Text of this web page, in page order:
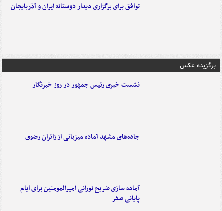
توافق برای برگزاری دیدار دوستانه ایران و آذربایجان
برگزیده عکس
نشست خبری رئیس جمهور در روز خبرنگار
جاده‌های مشهد آماده میزبانی از زائران رضوی
آماده سازی ضریح نورانی امیرالمومنین برای ایام
پایانی صفر